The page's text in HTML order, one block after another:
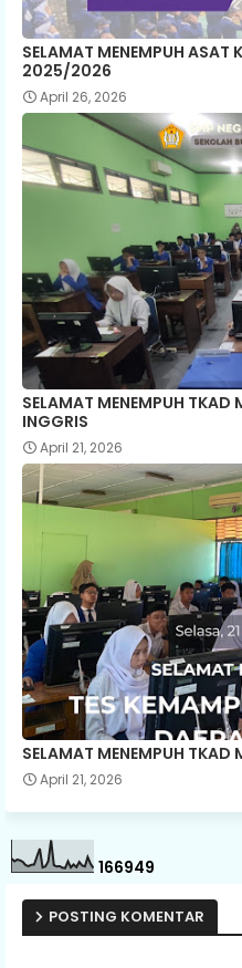
SELAMAT MENEMPUH ASAT
2025/2026
April 26, 2026
SELAMAT MENEMPUH TKAD
INGGRIS
April 21, 2026
SELAMAT MENEMPUH TKAD
April 21, 2026
166949
POSTING KOMENTAR